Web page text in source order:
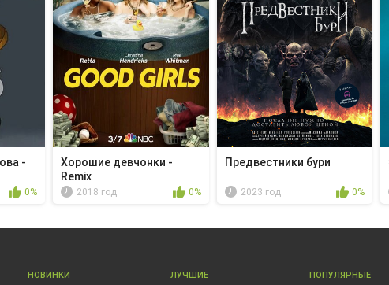
-
0%
Хорошие девчонки -
Remix
2018 год 0%
Предвестники бури
2023 год 0%
НОВИНКИ ЛУЧШИЕ ПОПУЛЯРНЫЕ